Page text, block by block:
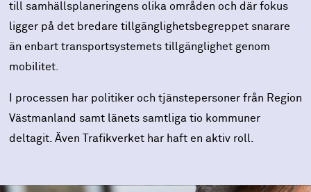
till samhällsplaneringens olika områden och där fokus
ligger på det bredare tillgänglighetsbegreppet snarare
än enbart transportsystemets tillgänglighet genom
mobilitet.
I processen har politiker och tjänstepersoner från Region
Västmanland samt länets samtliga tio kommuner
deltagit. Även Trafikverket har haft en aktiv roll.